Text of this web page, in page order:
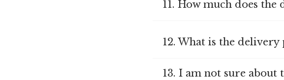
11. How much does the
12. What is the delivery
13. I am not sure about